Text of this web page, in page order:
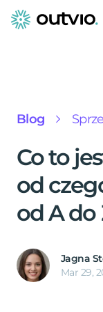
Blog
Co to
od
od A do
Jagna
Mar 29,